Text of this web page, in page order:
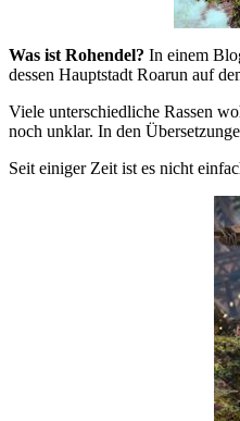
Was ist Rohendel? In einem
dessen Hauptstadt Roarun auf
Viele unterschiedliche Rassen
noch unklar. In den
Seit einiger Zeit ist es nicht